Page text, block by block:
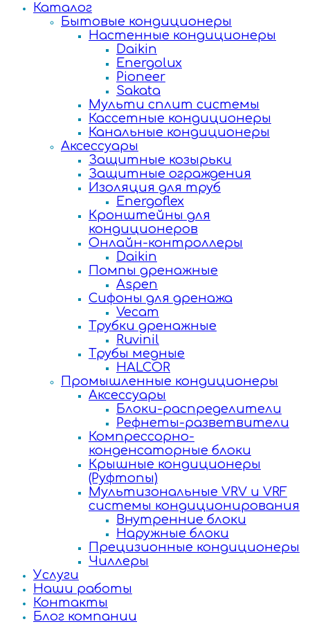
Каталог
Бытовые кондиционеры
Настенные кондиционеры
Daikin
Energolux
Pioneer
Sakata
Мульти сплит системы
Кассетные кондиционеры
Канальные кондиционеры
Аксессуары
Защитные козырьки
Защитные ограждения
Изоляция для труб
Energoflex
Кронштейны для
кондиционеров
Онлайн-контроллеры
Daikin
Помпы дренажные
Aspen
Сифоны для дренажа
Vecam
Трубки дренажные
Ruvinil
Трубы медные
HALCOR
Промышленные кондиционеры
Аксессуары
Блоки-распределители
Рефнеты-разветвители
Компрессорно-
конденсаторные блоки
Крышные кондиционеры
(Руфтопы)
Мультизональные VRV и VRF
системы кондиционирования
Внутренние блоки
Наружные блоки
Прецизионные кондиционеры
Чиллеры
Услуги
Наши работы
Контакты
Блог компании